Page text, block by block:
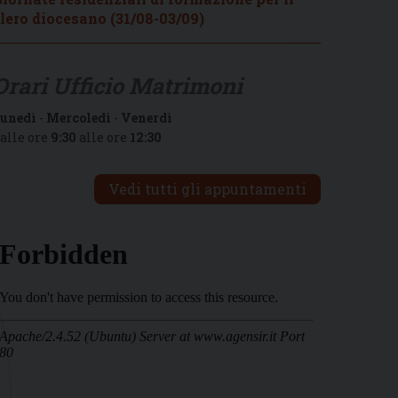
diocesano (31/08-03/09)
- Mercoledì - Venerdì
ore 9:30 alle ore 12:30
Vedi tutti gli appuntamenti